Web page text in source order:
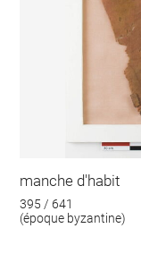
manche d'habit
395 / 641
(époque byzantine)